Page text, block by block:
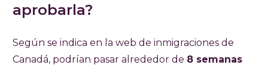
aprobarla?
Según se indica en la web de inmigraciones de
Canadá, podrían pasar alrededor de 8 semanas